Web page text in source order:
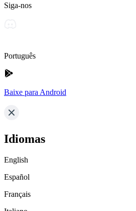
Siga-nos
Português
Baixe para Android
Idiomas
English
Español
Français